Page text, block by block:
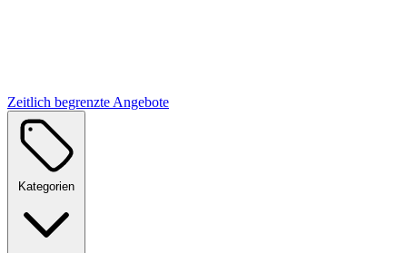
Zeitlich begrenzte Angebote
Kategorien